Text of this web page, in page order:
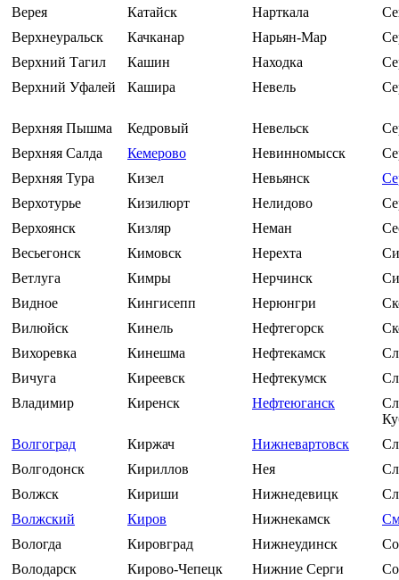
Верея Катайск Нарткала
Верхнеуральск
Качканар Нарьян-Мар
Верхний Тагил
Кашин Находка
Верхний Уфалей
Кашира Невель
Верхняя Пышма Кедровый Невельск
Верхняя Салда
Кемерово Невинномысск
Верхняя Тура
Кизел Невьянск
Верхотурье
Кизилюрт Нелидово
Верхоянск
Кизляр Неман
Весьегонск
Кимовск Нерехта
Ветлуга
Кимры Нерчинск
Видное
Кингисепп Нерюнгри
Вилюйск
Кинель Нефтегорск
Вихоревка
Кинешма Нефтекамск
Вичуга
Киреевск Нефтекумск
Владимир
Киренск Нефтеюганск
Волгоград
Киржач Нижневартовск
Волгодонск
Кириллов Нея
Волжск
Кириши Нижнедевицк
Волжский
Киров Нижнекамск
Вологда
Кировград Нижнеудинск
Володарск
Кирово-Чепецк Нижние Серги